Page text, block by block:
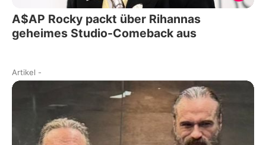
A$AP Rocky packt über Rihannas
geheimes Studio-Comeback aus
Artikel -